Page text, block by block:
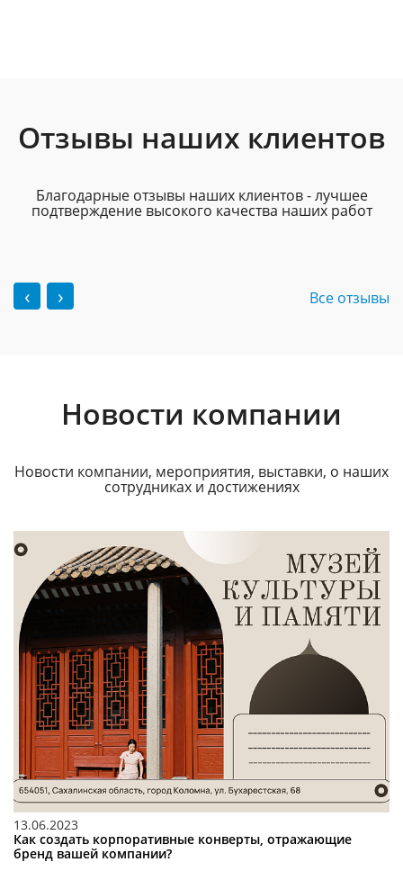
Отзывы наших клиентов
Благодарные отзывы наших клиентов - лучшее
подтверждение высокого качества наших работ
‹ › Все отзывы
Новости компании
Новости компании, мероприятия, выставки, о наших
сотрудниках и достижениях
13.06.2023
Как создать корпоративные конверты, отражающие
бренд вашей компании?